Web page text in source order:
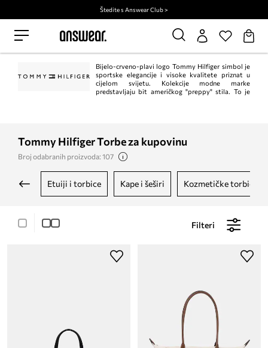
Štedite s Answear Club >
Bijelo-crveno-plavi logo Tommy Hilfiger simbol je
sportske elegancije i visoke kvalitete priznat u
cijelom svijetu. Kolekcije modne marke
predstavljaju bit američkog "preppy" stila. To je
Tommy Hilfiger Torbe za kupovinu
Broj odabranih proizvoda: 107
etuiji i torbice kape i šeširi kozmetičke torbice
Filteri